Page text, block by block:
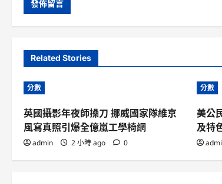
Related Stories
分數
英國攝影年夜師操刀 挪威國家隊維京
風寫真照引爆全億嵐工學椅網
admin 2 小時 ago 0
分數
美公
及特